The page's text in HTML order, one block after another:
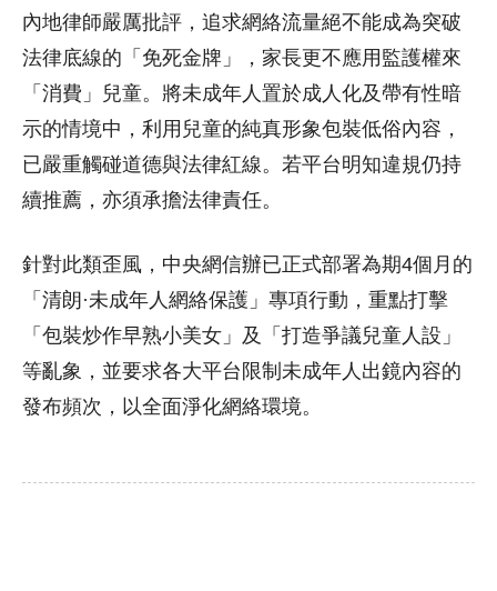
內地律師嚴厲批評，追求網絡流量絕不能成為突破
法律底線的「免死金牌」，家長更不應用監護權來
「消費」兒童。將未成年人置於成人化及帶有性暗
示的情境中，利用兒童的純真形象包裝低俗內容，
已嚴重觸碰道德與法律紅線。若平台明知違規仍持
續推薦，亦須承擔法律責任。
針對此類歪風，中央網信辦已正式部署為期4個月的
「清朗·未成年人網絡保護」專項行動，重點打擊
「包裝炒作早熟小美女」及「打造爭議兒童人設」
等亂象，並要求各大平台限制未成年人出鏡內容的
發布頻次，以全面淨化網絡環境。